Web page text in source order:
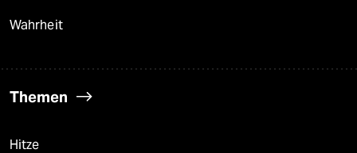
Wahrheit
Themen
Hitze